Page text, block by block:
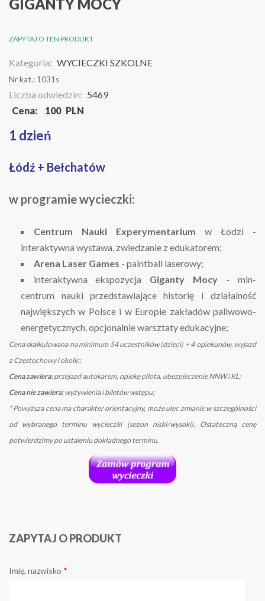
GIGANTY MOCY
ZAPYTAJ O TEN PRODUKT
Kategoria: WYCIECZKI SZKOLNE
Nr kat.: 1031s
Liczba odwiedzin: 5469
Cena:
100 PLN
1 dzień
Łódź + Bełchatów
w programie wycieczki:
Centrum Nauki Experymentarium w Łodzi -
interaktywna wystawa, zwiedzanie z edukatorem;
Arena Laser Games - paintball laserowy;
interaktywna ekspozycja
Giganty Mocy
- min-
centrum nauki przedstawiające historię i działalność
największych w Polsce i w Europie zakładów paliwowo-
energetycznych, opcjonalnie warsztaty edukacyjne;
Cena skalkulowana na minimum 54 uczestników (dzieci) + 4 opiekunów, wyjazd
z Częstochowy i okolic;
Cena zawiera: przejazd autokarem, opiekę pilota, ubezpieczenie NNW i KL;
Cena nie zawiera: wyżywienia i biletówwstępu;
*Powyższa cena ma charakter orientacyjny, może ulec zmianie w szczególności
od wybranego terminu wycieczki (sezon niski/wysoki). Ostateczną cenę
potwierdzimy po ustaleniu dokładnego terminu.
ZAPYTAJ O PRODUKT
Imię, nazwisko *